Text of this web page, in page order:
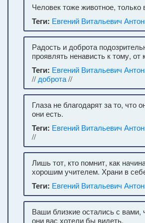
Человек тоже животное,
Теги: Евгений Витальевич
Радость и доброта
проявлять ненависть к тому, от
Теги: Евгений Витальевич
// доброта//
Глаза не благодарят за то, что
они есть.
Теги: Евгений Витальевич
//
Лишь тот, кто помнит, как
хорошим учителем. Храни в
Теги: Евгений Витальевич
Ваши близкие остались с вами,
они вас хотели бы видеть.